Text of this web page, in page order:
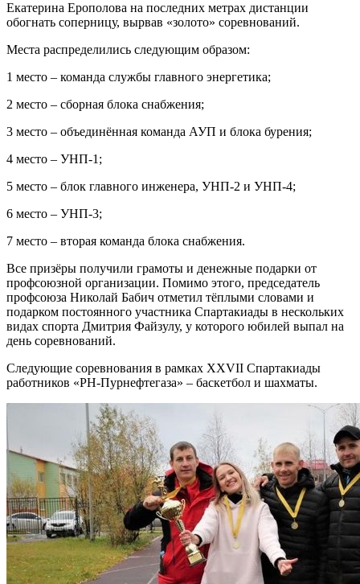
Екатерина Ерополова на последних метрах дистанции
обогнать соперницу, вырвав «золото» соревнований.
Места распределились следующим образом:
1 место – команда службы главного энергетика;
2 место – сборная блока снабжения;
3 место – объединённая команда АУП и блока бурения;
4 место – УНП-1;
5 место – блок главного инженера, УНП-2 и УНП-4;
6 место – УНП-3;
7 место – вторая команда блока снабжения.
Все призёры получили грамоты и денежные подарки от
профсоюзной организации. Помимо этого, председатель
профсоюза Николай Бабич отметил тёплыми словами и
подарком постоянного участника Спартакиады в нескольких
видах спорта Дмитрия Файзулу, у которого юбилей выпал на
день соревнований.
Следующие соревнования в рамках XXVII Спартакиады
работников «РН-Пурнефтегаза» – баскетбол и шахматы.